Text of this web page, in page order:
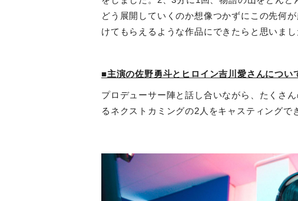
どう展開していくのか想像つかずにこの先何
けてもらえるような作品にできたらと思いまし
■主演の佐野勇斗とヒロイン吉川愛さんについ
プロデューサー陣と話し合いながら、たくさ
るネクストカミングの2 人をキャスティングで